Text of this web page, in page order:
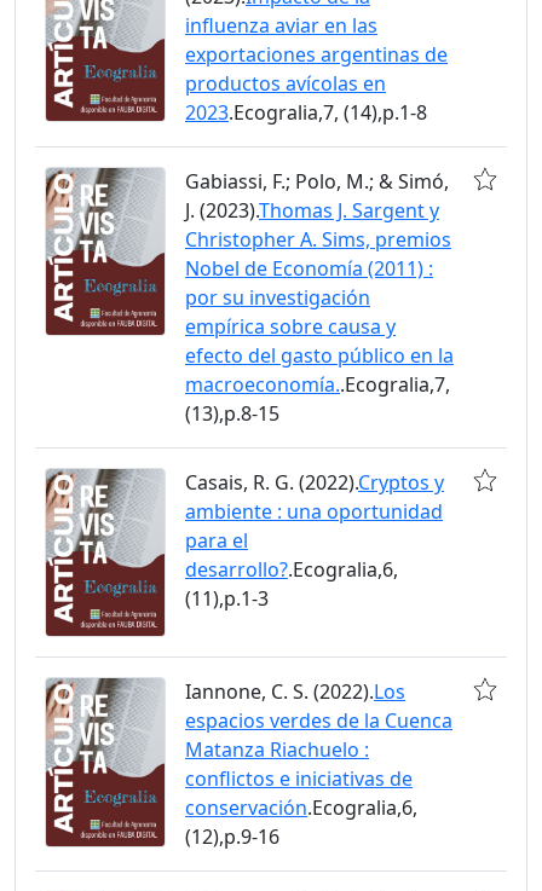
influenza aviar en las
exportaciones argentinas de
productos avícolas en
2023.Ecogralia,7, (14),p.1-8
Gabiassi, F.; Polo, M.; & Simó,
J. (2023).Thomas J. Sargent y
Christopher A. Sims, premios
Nobel de Economía (2011) :
por su investigación
empírica sobre causa y
efecto del gasto público en la
macroeconomía..Ecogralia,7,
(13),p.8-15
Casais, R. G. (2022).Cryptos y
ambiente : una oportunidad
para el
desarrollo?.Ecogralia,6,
(11),p.1-3
Iannone, C. S. (2022).Los
espacios verdes de la Cuenca
Matanza Riachuelo :
conflictos e iniciativas de
conservación.Ecogralia,6,
(12),p.9-16